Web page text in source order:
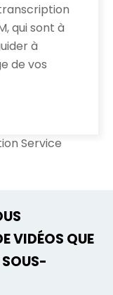
qui sont à
à
de vos
VIDÉOS QUE